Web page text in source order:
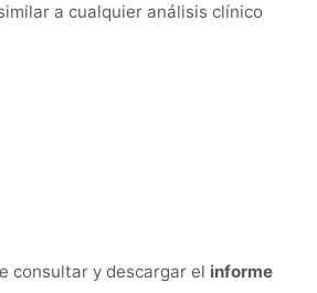
a cualquier análisis clínico
consultar y descargar el informe